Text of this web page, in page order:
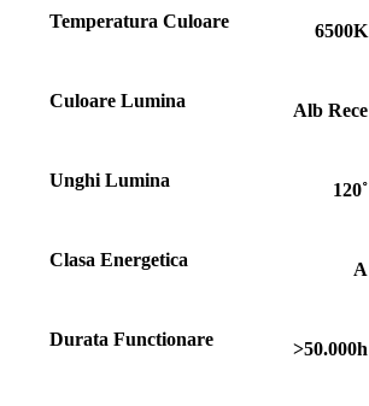
Temperatura Culoare 6500K
Culoare Lumina Alb Rece
Unghi Lumina 120˚
Clasa Energetica A
Durata Functionare >50.000h